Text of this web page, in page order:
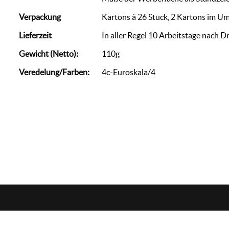
Verpackung
Kartons à 26 Stück, 2 Kartons im
Lieferzeit
In aller Regel 10 Arbeitstage nach
Gewicht (Netto):
110g
Veredelung/Farben:
4c-Euroskala/4